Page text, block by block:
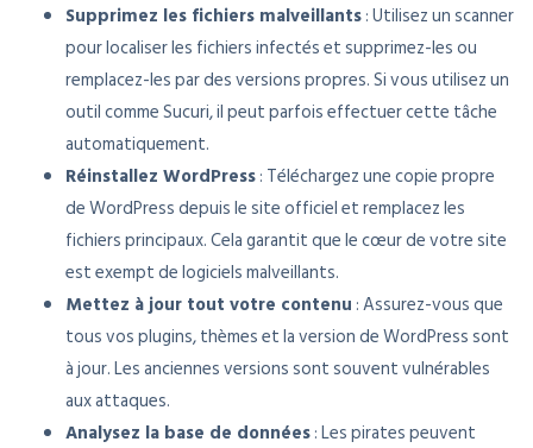
Supprimez les fichiers malveillants: Utilisez un scanner
pour localiser les fichiers infectés et supprimez-les ou
remplacez-les par des versions propres. Si vous utilisez un
outil comme Sucuri, il peut parfois effectuer cette tâche
automatiquement.
Réinstallez WordPress: Téléchargez une copie propre
de WordPress depuis le site officiel et remplacez les
fichiers principaux. Cela garantit que le cœur de votre site
est exempt de logiciels malveillants.
Mettez à jour tout votre contenu : Assurez-vous que
tous vos plugins, thèmes et la version de WordPress sont
à jour. Les anciennes versions sont souvent vulnérables
aux attaques.
Analysez la base de données: Les pirates peuvent